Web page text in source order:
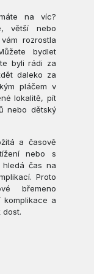
na víc?
větší nebo
rozrostla
bydlet
byli rádi za
daleko za
pláčem v
lokalitě, pít
nebo dětský
a časově
nebo s
hledá čas na
Proto
břemeno
komplikace a
dost.